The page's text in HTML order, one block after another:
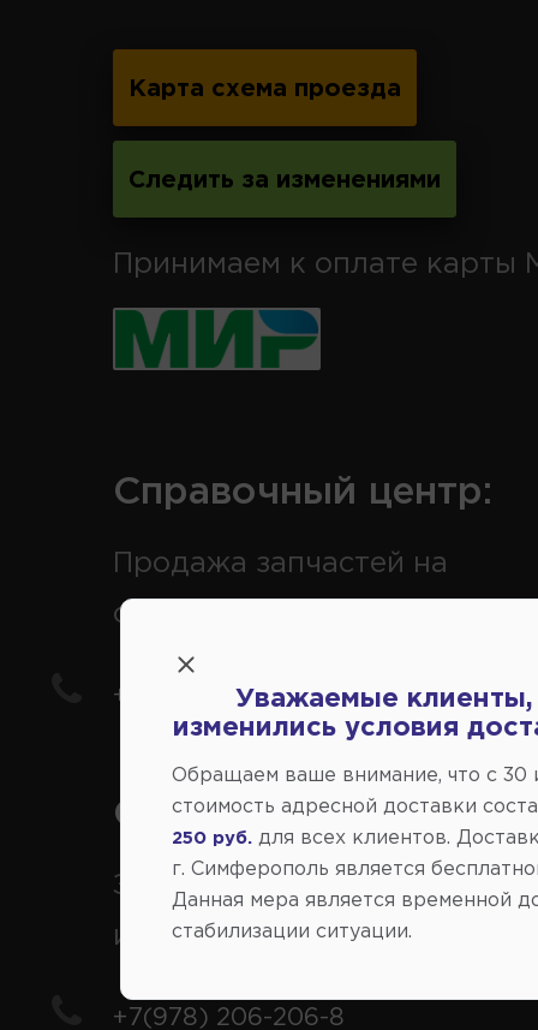
Карта схема проезда
Следить за изменениями
Принимаем к оплате карты
Справочный центр:
Продажа запчастей на
отечественные авто
+7(978) 206-206-5
Справочный центр:
Заказ шин, дисков,
иномарки
+7(978) 206-206-8
Уважаемые клиенты,
изменились условия
Обращаем ваше внимание, что c 30
стоимость адресной доставки
250 руб. для всех клиентов.
г. Симферополь является
Данная мера является временной
стабилизации ситуации.